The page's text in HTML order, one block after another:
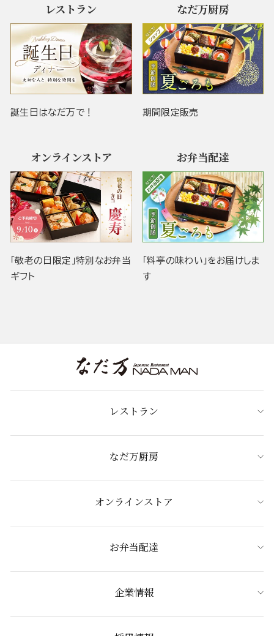
レストラン
誕生日はなだ万で！
なだ万厨房
期間限定販売
オンラインストア
「敬老の日限定」特別なお弁当
ギフト
お弁当配達
「料亭の味わい」をお届けしま
す
レストラン
なだ万厨房
オンラインストア
お弁当配達
企業情報